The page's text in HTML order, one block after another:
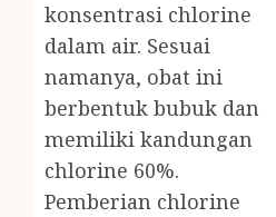
konsentrasi chlorine
dalam air. Sesuai
namanya, obat ini
berbentuk bubuk dan
memiliki kandungan
chlorine 60%.
Pemberian chlorine